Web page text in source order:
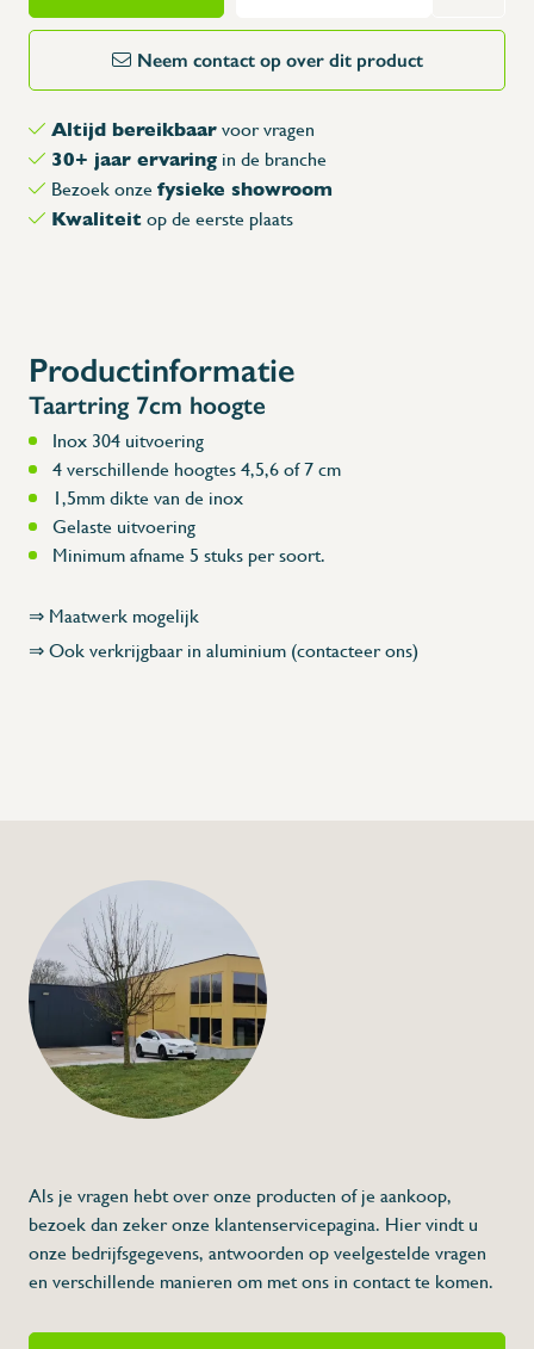
Neem contact op over dit product
Altijd bereikbaar voor vragen
30+ jaar ervaring in de branche
Bezoek onze fysieke showroom
Kwaliteit op de eerste plaats
Productinformatie
Taartring 7cm hoogte
Inox 304 uitvoering
4 verschillende hoogtes 4,5,6 of 7 cm
1,5mm dikte van de inox
Gelaste uitvoering
Minimum afname 5 stuks per soort.
⇒ Maatwerk mogelijk
⇒ Ook verkrijgbaar in aluminium (contacteer ons)
Minimum afname 5 stuks per soort.
⇒ Maatwerk mogelijk
⇒ Ook verkrijgbaar in aluminium
Als je vragen hebt over onze producten of je aankoop,
bezoek dan zeker onze klantenservicepagina. Hier vindt u
onze bedrijfsgegevens, antwoorden op veelgestelde vragen
en verschillende manieren om met ons in contact te komen.